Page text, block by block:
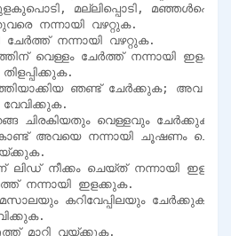
മല്ലിപ്പൊടി,
നന്നായി വഴറ്റുക.
നന്നായി വഴറ്റുക.
വെള്ളം ചേർത്ത് നന്നായി
ഞണ്ട് ചേർക്കുക; അവ
ചിരകിയതും വെള്ളവും ചേർക്കുക.
അവയെ നന്നായി ചൂഷണം
ലിഡ് നീക്കം ചെയ്ത് നന്നായി
നന്നായി ഇളക്കുക.
കറിവേപ്പിലയും ചേർക്കുക.
മാറ്റി വയ്ക്കുക.